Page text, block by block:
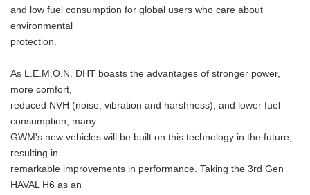
and low fuel consumption for global users who care about
environmental
protection.
As L.E.M.O.N. DHT boasts the advantages of stronger power,
more comfort,
reduced NVH (noise, vibration and harshness), and lower fuel
consumption, many
GWM's new vehicles will be built on this technology in the future,
resulting in
remarkable improvements in performance. Taking the 3rd Gen
HAVAL H6 as an